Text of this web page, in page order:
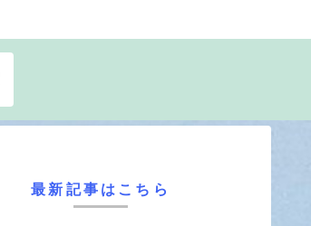
最新記事はこちら